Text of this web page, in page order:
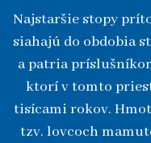
Najstaršie stopy
siahajú do obdobia
a patria
ktorí v tomto
tisícami rokov.
tzv. lovcoch